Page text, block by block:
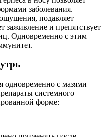
заболевания.
подавляет
заживление и препятствует
Одновременно с этим
одновременно с мазями
системного
форме: